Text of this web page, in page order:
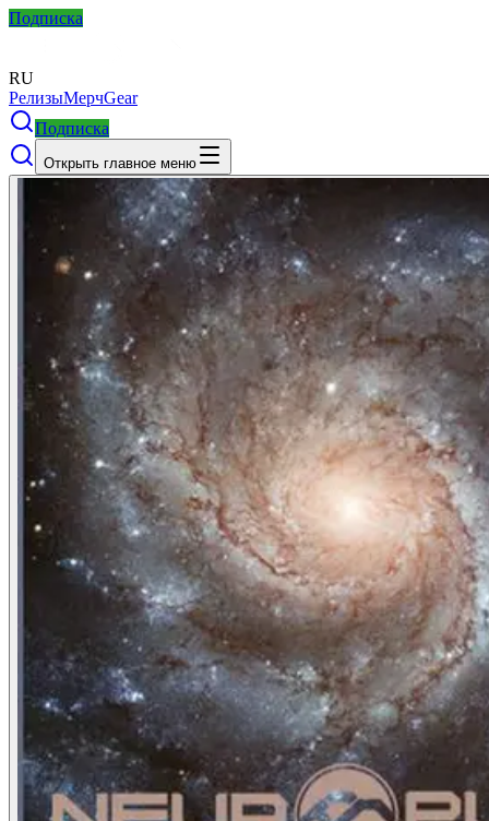
Подписка
RU
РелизыМерчGear
Подписка
Открыть главное меню